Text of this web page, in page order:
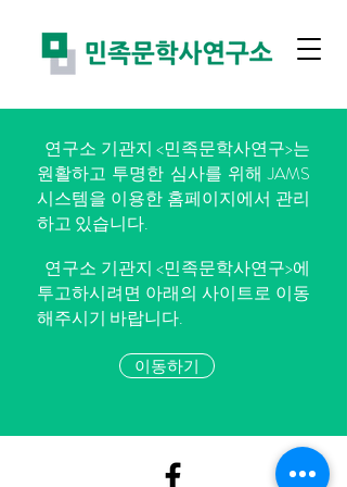
​연구소 기관지 <민족문학사연구>는
원활하고 투명한 심사를 위해 JAMS
시스템을 이용한 홈페이지에서 관리
하고 있습니다.
​연구소 기관지 <민족문학사연구>에
투고하시려면 아래의 사이트로 이동
해주시기 바랍니다.
이동하기